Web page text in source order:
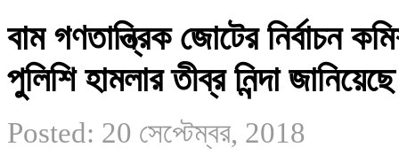
বাম গণতান্ত্রিক জোটের নির্বাচন
পুলিশি হামলার তীব্র নিন্দা
Posted: 20 সেপ্টেম্বর, 2018